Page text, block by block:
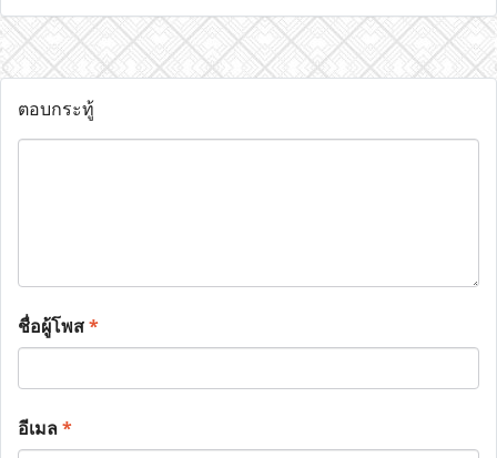
ตอบกระทู้
ชื่อผู้โพส*
อีเมล*